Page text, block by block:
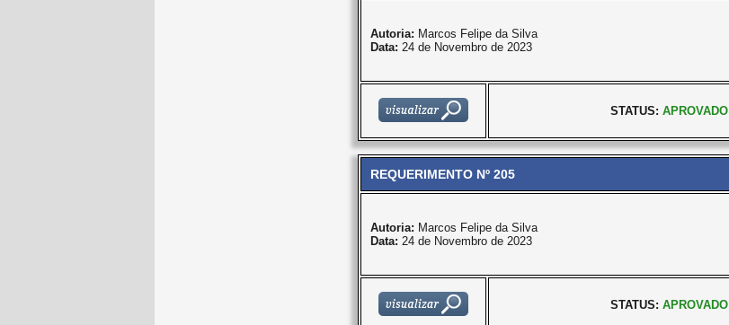
Autoria: Marcos Felipe da Silva
Data: 24 de Novembro de 2023
STATUS: APROVADO
REQUERIMENTO Nº 205
Autoria: Marcos Felipe da Silva
Data: 24 de Novembro de 2023
STATUS: APROVADO